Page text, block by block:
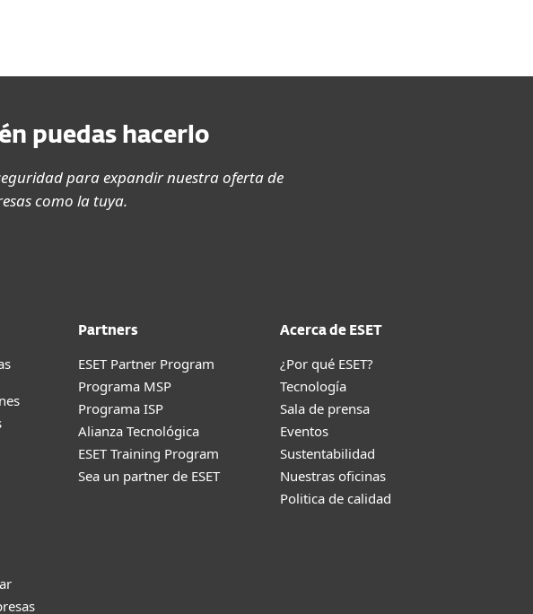
puedas hacerlo
para expandir nuestra oferta de
como la tuya.
Partners
ESET Partner Program
Programa MSP
Programa ISP
Alianza Tecnológica
ESET Training Program
Sea un partner de ESET
Acerca de ESET
¿Por qué ESET?
Tecnología
Sala de prensa
Eventos
Sustentabilidad
Nuestras oficinas
Politica de calidad